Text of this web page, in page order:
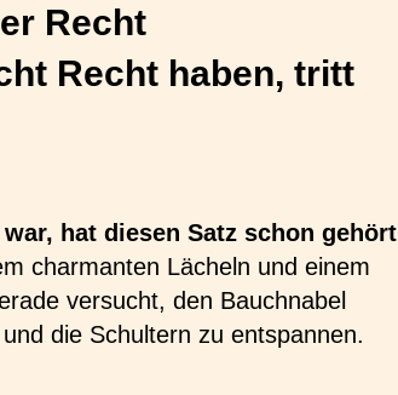
Recht
Recht haben, tritt
hat diesen Satz schon gehört
charmanten Lächeln und einem
versucht, den Bauchnabel
die Schultern zu entspannen.